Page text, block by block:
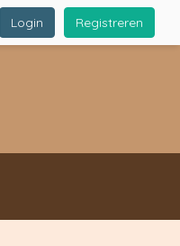
Registreren
Login